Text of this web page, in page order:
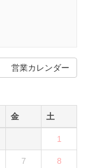
営業カレンダー
金 土
1
7 8